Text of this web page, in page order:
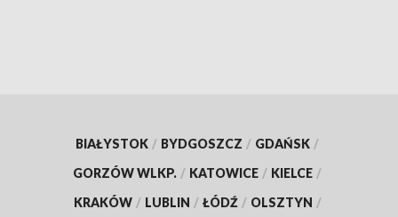
BIAŁYSTOK / BYDGOSZCZ / GDAŃSK /
GORZÓW WLKP. / KATOWICE / KIELCE /
KRAKÓW / LUBLIN / ŁÓDŹ / OLSZTYN /